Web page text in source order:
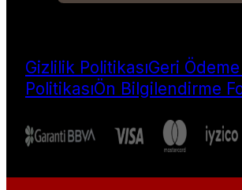
Gizlilik PolitikasıGeri
PolitikasıÖn Bilgilendirme